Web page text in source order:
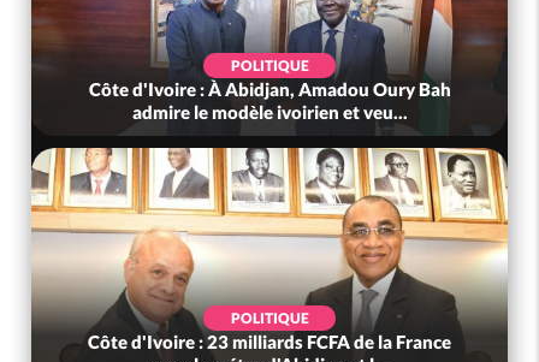
POLITIQUE
Côte d'Ivoire : À Abidjan, Amadou Oury Bah
admire le modèle ivoirien et veu...
POLITIQUE
Côte d'Ivoire : 23 milliards FCFA de la France